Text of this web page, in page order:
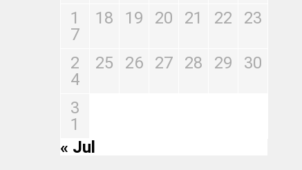
1
7
18 19 20 21 22 23
2
4
25 26 27 28 29 30
3
1
« Jul